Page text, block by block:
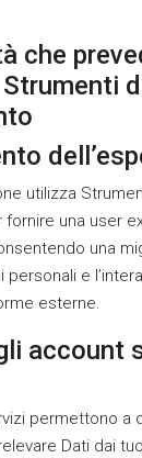
che
Strumenti
utilizza
una user
una
e
esterne.
account
permettono a
Dati dai